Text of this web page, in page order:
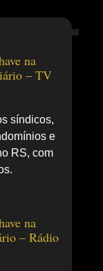
na
– TV
síndicos,
e
RS, com
na
– Rádio